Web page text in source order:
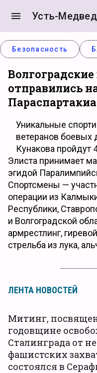
menu Усть-
Безопасность
отправились
Уникальные
ветеранов боевых
Кунакова пройдут
Элиста принимает
эгидой
Спортсмены —
операции из
Республики,
и Волгоградской
армрестлинг,
стрельба из лука,
ЛЕНТА НОВОСТЕЙ
Митинг,
годовщине
Сталинграда от
фашистских
состоялся в